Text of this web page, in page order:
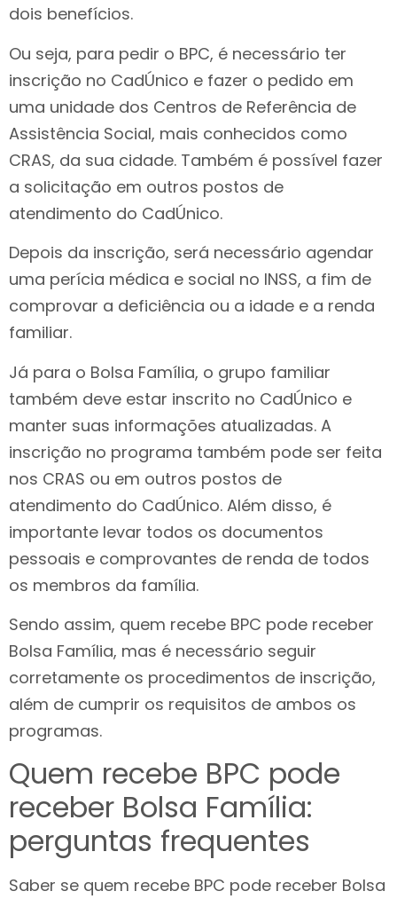
dois benefícios.
Ou seja, para pedir o BPC, é necessário ter
inscrição no CadÚnico e fazer o pedido em
uma unidade dos Centros de Referência de
Assistência Social, mais conhecidos como
CRAS, da sua cidade. Também é possível fazer
a solicitação em outros postos de
atendimento do CadÚnico.
Depois da inscrição, será necessário agendar
uma perícia médica e social no INSS, a fim de
comprovar a deficiência ou a idade e a renda
familiar.
Já para o Bolsa Família, o grupo familiar
também deve estar inscrito no CadÚnico e
manter suas informações atualizadas. A
inscrição no programa também pode ser feita
nos CRAS ou em outros postos de
atendimento do CadÚnico. Além disso, é
importante levar todos os documentos
pessoais e comprovantes de renda de todos
os membros da família.
Sendo assim, quem recebe BPC pode receber
Bolsa Família, mas é necessário seguir
corretamente os procedimentos de inscrição,
além de cumprir os requisitos de ambos os
programas.
Quem recebe BPC pode
receber Bolsa Família:
perguntas frequentes
Saber se quem recebe BPC pode receber Bolsa